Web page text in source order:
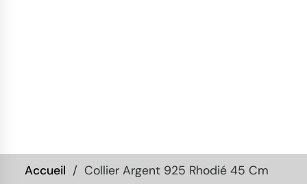
Accueil Collier Argent 925 Rhodié 45 Cm